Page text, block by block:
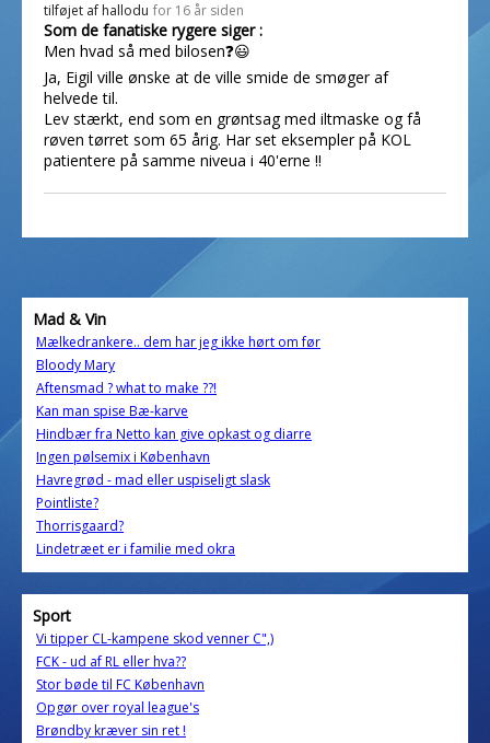
tilføjet af hallodu for 16 år siden
Som de fanatiske rygere siger :
Men hvad så med bilosen❓😃
Ja, Eigil ville ønske at de ville smide de smøger af
helvede til.
Lev stærkt, end som en grøntsag med iltmaske og få
røven tørret som 65 årig. Har set eksempler på KOL
patientere på samme niveua i 40'erne !!
Mad & Vin
Mælkedrankere.. dem har jeg ikke hørt om før
Bloody Mary
Aftensmad ? what to make ??!
Kan man spise Bæ-karve
Hindbær fra Netto kan give opkast og diarre
Ingen pølsemix i København
Havregrød - mad eller uspiseligt slask
Pointliste?
Thorrisgaard?
Lindetræet er i familie med okra
Sport
Vi tipper CL-kampene skod venner C",)
FCK - ud af RL eller hva??
Stor bøde til FC København
Opgør over royal league's
Brøndby kræver sin ret !